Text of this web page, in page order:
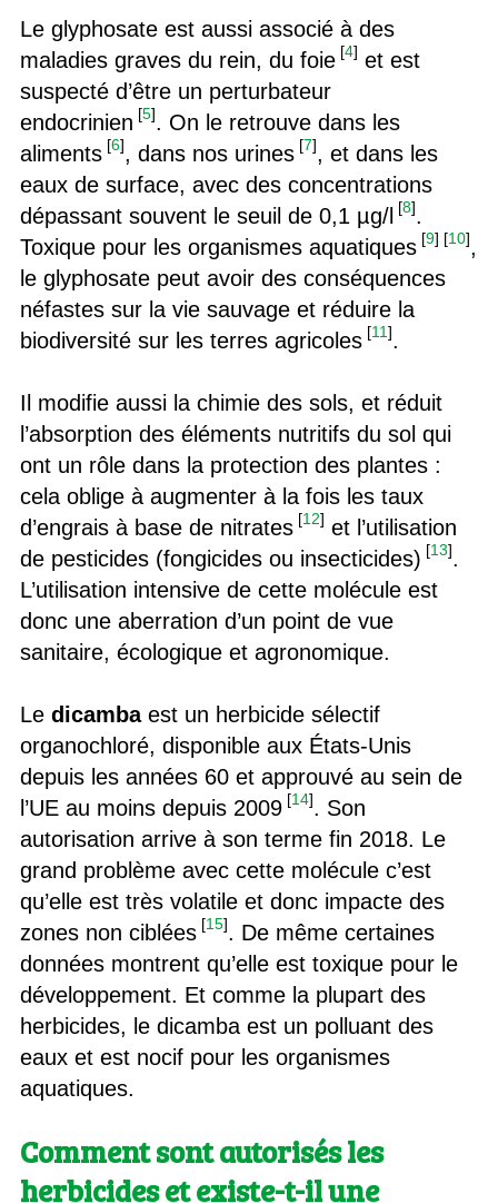
Le glyphosate est aussi associé à des
maladies graves du rein, du foie [4] et est
suspecté d’être un perturbateur
endocrinien [5]. On le retrouve dans les
aliments [6], dans nos urines [7], et dans les
eaux de surface, avec des concentrations
dépassant souvent le seuil de 0,1 µg/l [8].
Toxique pour les organismes aquatiques [9] [10],
le glyphosate peut avoir des conséquences
néfastes sur la vie sauvage et réduire la
biodiversité sur les terres agricoles [11].
Il modifie aussi la chimie des sols, et réduit
l’absorption des éléments nutritifs du sol qui
ont un rôle dans la protection des plantes :
cela oblige à augmenter à la fois les taux
d’engrais à base de nitrates [12] et l’utilisation
de pesticides (fongicides ou insecticides) [13].
L’utilisation intensive de cette molécule est
donc une aberration d’un point de vue
sanitaire, écologique et agronomique.
Le dicambaest un herbicide sélectif
organochloré, disponible aux États-Unis
depuis les années 60 et approuvé au sein de
l’UE au moins depuis 2009 [14]. Son
autorisation arrive à son terme fin 2018. Le
grand problème avec cette molécule c’est
qu’elle est très volatile et donc impacte des
zones non ciblées [15]. De même certaines
données montrent qu’elle est toxique pour le
développement. Et comme la plupart des
herbicides, le dicamba est un polluant des
eaux et est nocif pour les organismes
aquatiques.
Comment sont autorisés les
herbicides et existe-t-il une